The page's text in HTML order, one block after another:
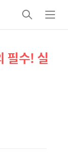
검
색
메
뉴
필수! 실